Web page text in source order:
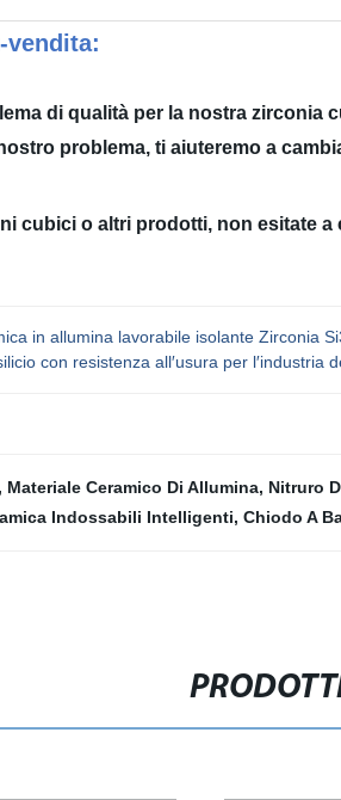
vendita:
di qualità per la nostra zirconia
problema, ti aiuteremo a
cubici o altri prodotti, non esitate
in allumina lavorabile isolante Zirconia
con resistenza all′usura per l′industria
Materiale Ceramico Di Allumina, Nitruro
Indossabili Intelligenti, Chiodo A